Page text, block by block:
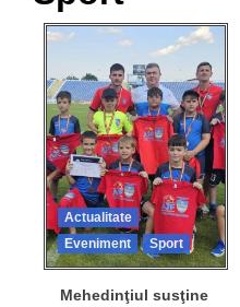
Actualitate
Eveniment
Sport
Mehedinţiul susţine